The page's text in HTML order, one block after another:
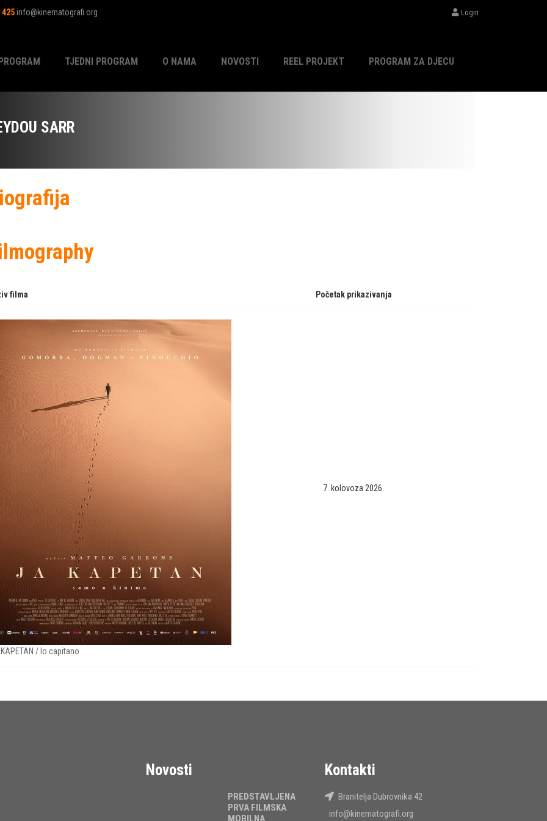
info@kinematografi.org Login
TJEDNI PROGRAM O NAMA NOVOSTI REEL PROJEKT PROGRAM ZA DJECU
SARR
filma Početak prikazivanja
/ Io capitano
7. kolovoza 2026.
Novosti
PREDSTAVLJENA
PRVA FILMSKA
MOBILNA
Kontakti
Branitelja Dubrovnika 42
info@kinematografi.org